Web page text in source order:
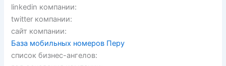
linkedin компании:
twitter компании:
сайт компании:
База мобильных номеров Перу
список бизнес-ангелов: